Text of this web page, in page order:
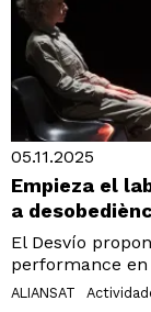
05.11.2025
Empieza el
a
El Desvío
performance
ALIANSAT